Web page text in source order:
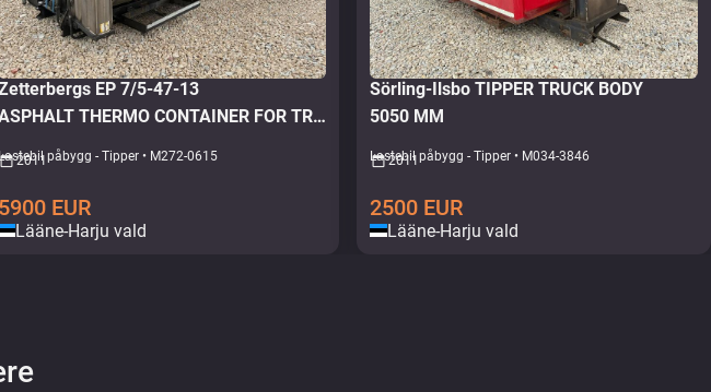
EP 7/5-47-13
ASPHALT THERMO CONTAINER FOR TRUCK
Lastebil påbygg - Tipper • M272-0615
2011
5900 EUR
Lääne-Harju vald
Sörling-Ilsbo TIPPER TRUCK BODY
5050 MM
Lastebil påbygg - Tipper • M034-3846
2011
2500 EUR
Lääne-Harju vald